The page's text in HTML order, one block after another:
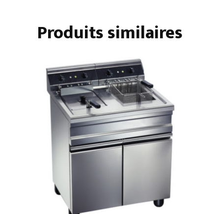
Produits similaires